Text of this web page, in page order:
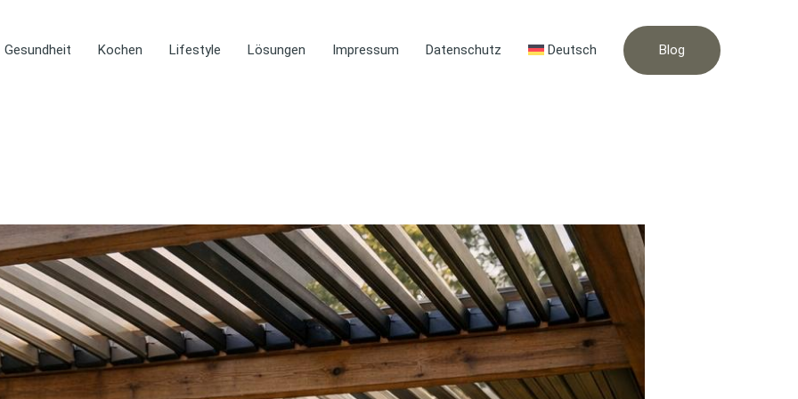
Gesundheit Kochen Lifestyle Lösungen Impressum Datenschutz Deutsch Blog